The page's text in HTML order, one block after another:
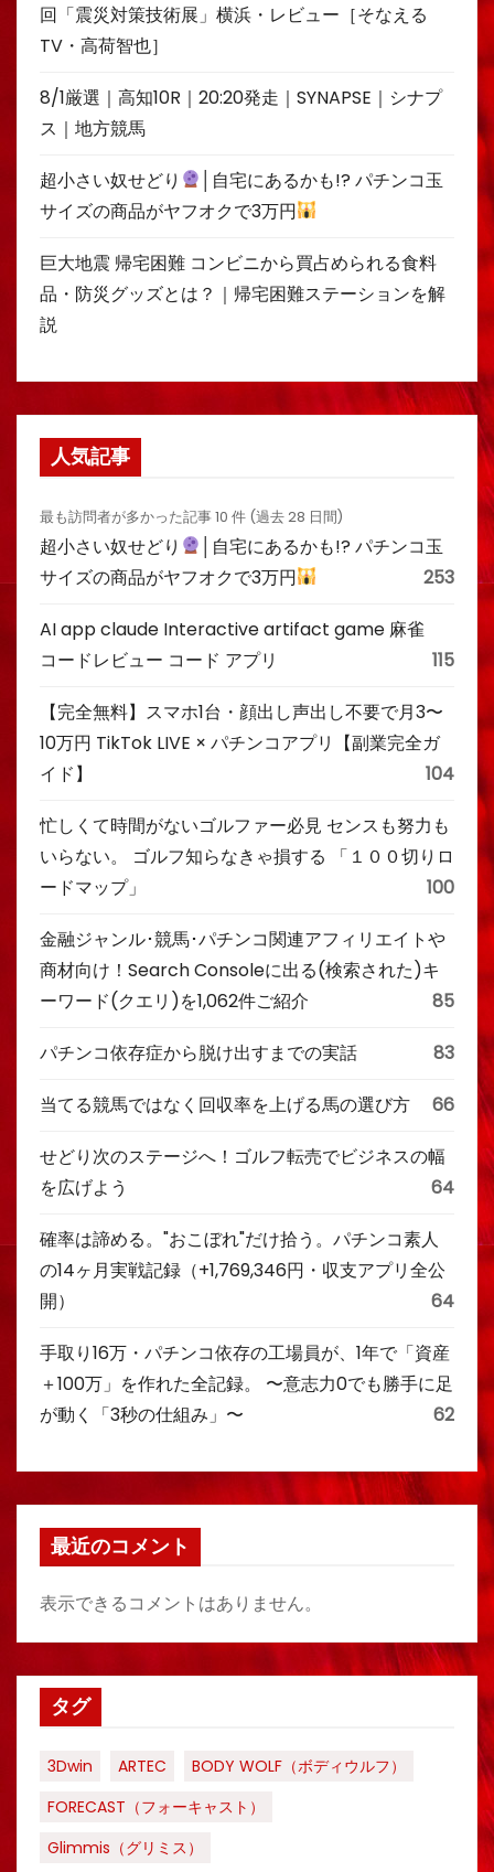
回「震災対策技術展」横浜・レビュー［そなえる
TV・高荷智也］
8/1厳選｜高知10R｜20:20発走｜SYNAPSE｜シナプ
ス｜地方競馬
超小さい奴せどり
│自宅にあるかも!? パチンコ玉
サイズの商品がヤフオクで3万円
巨大地震 帰宅困難 コンビニから買占められる食料
品・防災グッズとは？｜帰宅困難ステーションを解
説
人気記事
最も訪問者が多かった記事 10 件 (過去 28 日間)
超小さい奴せどり
│自宅にあるかも!? パチンコ玉
サイズの商品がヤフオクで3万円
253
AI app claude Interactive artifact game 麻雀
コードレビュー コード アプリ
115
【完全無料】スマホ1台・顔出し声出し不要で月3〜
10万円 TikTok LIVE × パチンコアプリ【副業完全ガ
イド】
104
忙しくて時間がないゴルファー必見 センスも努力も
いらない。 ゴルフ知らなきゃ損する 「１００切りロ
ードマップ」
100
金融ジャンル･競馬･パチンコ関連アフィリエイトや
商材向け！Search Consoleに出る(検索された)キ
ーワード(クエリ)を1,062件ご紹介
85
パチンコ依存症から脱け出すまでの実話 83
当てる競馬ではなく回収率を上げる馬の選び方 66
せどり次のステージへ！ゴルフ転売でビジネスの幅
を広げよう
64
確率は諦める。"おこぼれ"だけ拾う。パチンコ素人
の14ヶ月実戦記録（+1,769,346円・収支アプリ全公
開）
64
手取り16万・パチンコ依存の工場員が、1年で「資産
＋100万」を作れた全記録。 〜意志力0でも勝手に足
が動く「3秒の仕組み」〜
62
最近のコメント
表示できるコメントはありません。
タグ
3Dwin ARTEC
BODY WOLF（ボディウルフ）
FORECAST（フォーキャスト）
Glimmis（グリミス）